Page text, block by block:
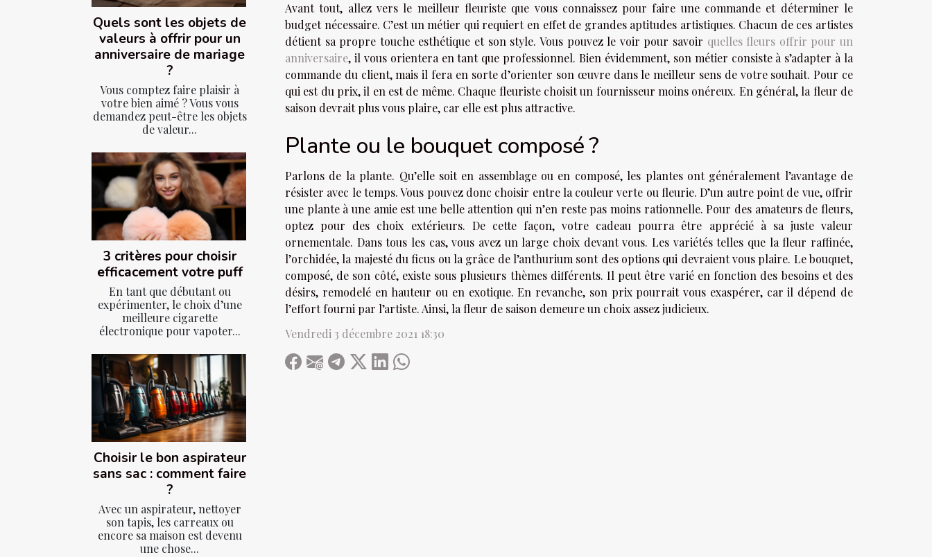
Quels sont les objets de
valeurs à offrir pour un
anniversaire de mariage
?
Vous comptez faire plaisir à
votre bien aimé ? Vous vous
demandez peut-être les objets
de valeur...
3 critères pour choisir
efficacement votre puff
En tant que débutant ou
expérimenter, le choix d’une
meilleure cigarette
électronique pour vapoter...
Choisir le bon aspirateur
sans sac : comment faire
?
Avec un aspirateur, nettoyer
son tapis, les carreaux ou
encore sa maison est devenu
une chose...
Avant tout, allez vers le meilleur fleuriste que vous connaissez pour faire une commande et déterminer le
budget nécessaire. C’est un métier qui requiert en effet de grandes aptitudes artistiques. Chacun de ces artistes
détient sa propre touche esthétique et son style. Vous pouvez le voir pour savoir quelles fleurs offrir pour un
anniversaire, il vous orientera en tant que professionnel. Bien évidemment, son métier consiste à s’adapter à la
commande du client, mais il fera en sorte d’orienter son œuvre dans le meilleur sens de votre souhait. Pour ce
qui est du prix, il en est de même. Chaque fleuriste choisit un fournisseur moins onéreux. En général, la fleur de
saison devrait plus vous plaire, car elle est plus attractive.
Plante ou le bouquet composé ?
Parlons de la plante. Qu’elle soit en assemblage ou en composé, les plantes ont généralement l’avantage de
résister avec le temps. Vous pouvez donc choisir entre la couleur verte ou fleurie. D’un autre point de vue, offrir
une plante à une amie est une belle attention qui n’en reste pas moins rationnelle. Pour des amateurs de fleurs,
optez pour des choix extérieurs. De cette façon, votre cadeau pourra être apprécié à sa juste valeur
ornementale. Dans tous les cas, vous avez un large choix devant vous. Les variétés telles que la fleur raffinée,
l’orchidée, la majesté du ficus ou la grâce de l’anthurium sont des options qui devraient vous plaire. Le bouquet,
composé, de son côté, existe sous plusieurs thèmes différents. Il peut être varié en fonction des besoins et des
désirs, remodelé en hauteur ou en exotique. En revanche, son prix pourrait vous exaspérer, car il dépend de
l’effort fourni par l’artiste. Ainsi, la fleur de saison demeure un choix assez judicieux.
Vendredi 3 décembre 2021 18:30